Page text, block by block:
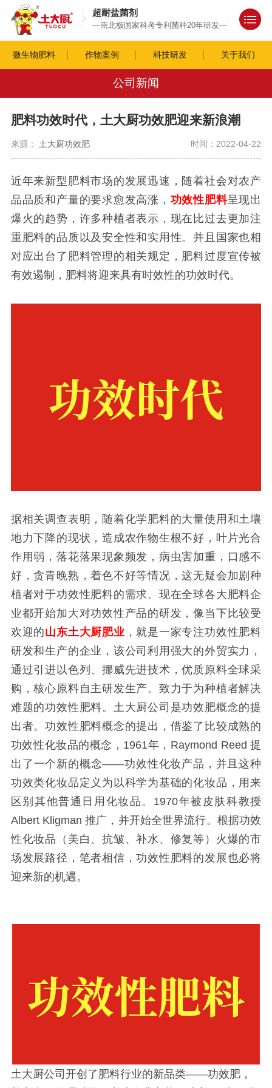
超耐盐菌剂
—南北极国家科考专利菌种20年研发—
微生物肥料 作物案例 科技研发 关于我们
公司新闻
肥料功效时代，土大厨功效肥迎来新浪潮
来源： 土大厨功效肥 时间：2022-04-22
近年来新型肥料市场的发展迅速，随着社会对农产
品品质和产量的要求愈发高涨， 功效性肥料呈现出
爆火的趋势，许多种植者表示，现在比过去更加注
重肥料的品质以及安全性和实用性。并且国家也相
对应出台了肥料管理的相关规定，肥料过度宣传被
有效遏制，肥料将迎来具有时效性的功效时代。
据相关调查表明，随着化学肥料的大量使用和土壤
地力下降的现状，造成农作物生根不好，叶片光合
作用弱，落花落果现象频发，病虫害加重，口感不
好，贪青晚熟，着色不好等情况，这无疑会加剧种
植者对于功效性肥料的需求。现在全球各大肥料企
业都开始加大对功效性产品的研发，像当下比较受
欢迎的山东土大厨肥业 ，就是一家专注功效性肥料
研发和生产的企业，该公司利用强大的外贸实力，
通过引进以色列、挪威先进技术，优质原料全球采
购，核心原料自主研发生产。致力于为种植者解决
难题的功效性肥料。土大厨公司是功效肥概念的提
出者。功效性肥料概念的提出，借鉴了比较成熟的
功效性化妆品的概念，1961年，Raymond Reed 提
出了一个新的概念——功效性化妆产品，并且这种
功效类化妆品定义为以科学为基础的化妆品，用来
区别其他普通日用化妆品。1970年被皮肤科教授
Albert Kligman 推广，并开始全世界流行。根据功效
性化妆品（美白、抗皱、补水、修复等）火爆的市
场发展路径，笔者相信，功效性肥料的发展也必将
迎来新的机遇。
土大厨公司开创了肥料行业的新品类——功效肥，